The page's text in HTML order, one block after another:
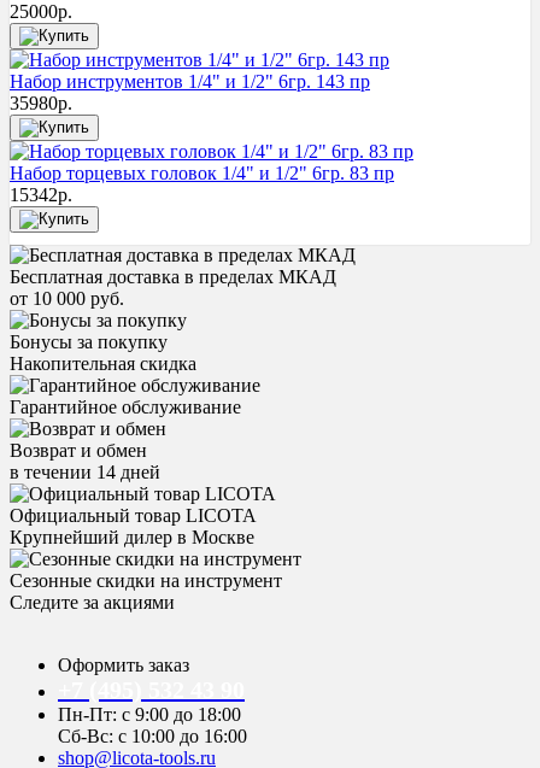
25000р.
Набор инструментов 1/4" и 1/2" 6гр. 143 пр
35980р.
Набор торцевых головок 1/4" и 1/2" 6гр. 83 пр
15342р.
Бесплатная доставка в пределах МКАД
от 10 000 руб.
Бонусы за покупку
Накопительная скидка
Гарантийное обслуживание
Возврат и обмен
в течении 14 дней
Официальный товар LICOTA
Крупнейший дилер в Москве
Сезонные скидки на инструмент
Следите за акциями
Оформить заказ
Пн-Пт: с 9:00 до 18:00
Сб-Вс: с 10:00 до 16:00
shop@licota-tools.ru